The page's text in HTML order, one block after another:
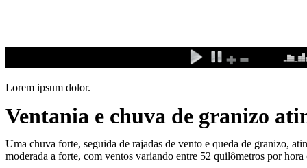
conteúdo
Lorem ipsum dolor.
Ventania e chuva de granizo
Uma chuva forte, seguida de rajadas de vento e queda de granizo,
moderada a forte, com ventos variando entre 52 quilômetros por